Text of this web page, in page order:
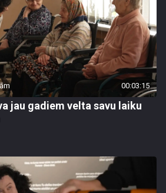
00:03:15
jau gadiem velta savu laiku